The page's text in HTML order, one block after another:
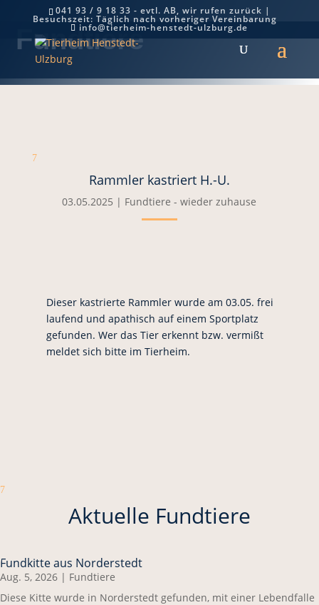
041 93 / 9 18 33 - evtl. AB, wir rufen zurück |
Besuchszeit: Täglich nach vorheriger Vereinbarung
info@tierheim-henstedt-ulzburg.de
Fundtiere
7
Rammler kastriert H.-U.
03.05.2025 | Fundtiere - wieder zuhause
Dieser kastrierte Rammler wurde am 03.05. frei
laufend und apathisch auf einem Sportplatz
gefunden. Wer das Tier erkennt bzw. vermißt
meldet sich bitte im Tierheim.
7
Aktuelle Fundtiere
Fundkitte aus Norderstedt
Aug. 5, 2026 | Fundtiere
Diese Kitte wurde in Norderstedt gefunden, mit einer Lebendfalle